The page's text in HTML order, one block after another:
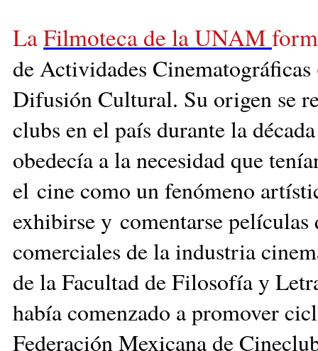
LaFilmoteca de la UNAM
de Actividades
Difusión Cultural. Su origen se
clubs en el país durante la
obedecía a la necesidad que
el cine como un fenómeno
exhibirse y comentarse
comerciales de la industria
de la Facultad de Filosofía y
había comenzado a promover
Federación Mexicana de